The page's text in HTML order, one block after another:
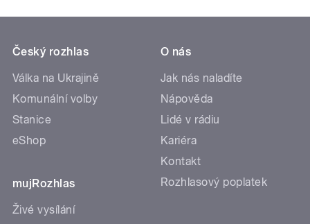
Český rozhlas
Válka na Ukrajině
Komunální volby
Stanice
eShop
mujRozhlas
Živé vysílání
O nás
Jak nás naladíte
Nápověda
Lidé v rádiu
Kariéra
Kontakt
Rozhlasový poplatek